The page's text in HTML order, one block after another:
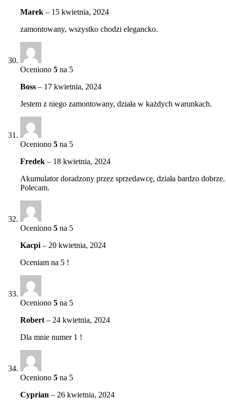
Marek – 15 kwietnia, 2024
zamontowany, wszystko chodzi elegancko.
Oceniono 5 na 5
Boss – 17 kwietnia, 2024
Jestem z niego zamontowany, działa w każdych warunkach.
Oceniono 5 na 5
Fredek – 18 kwietnia, 2024
Akumulator doradzony przez sprzedawcę, działa bardzo dobrze.
Polecam.
Oceniono 5 na 5
Kacpi – 20 kwietnia, 2024
Oceniam na 5 !
Oceniono 5 na 5
Robert – 24 kwietnia, 2024
Dla mnie numer 1 !
Oceniono 5 na 5
Cyprian – 26 kwietnia, 2024